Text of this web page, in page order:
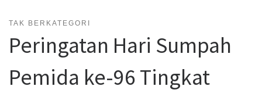
TAK BERKATEGORI
Peringatan Hari Sumpah
Pemida ke-96 Tingkat